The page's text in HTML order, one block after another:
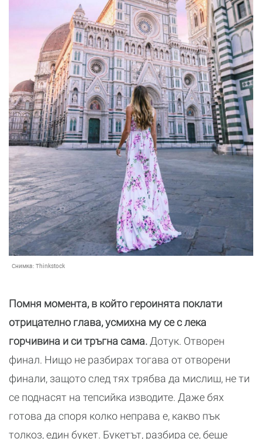
Снимка: Thinkstock
Помня момента, в който героинята поклати
отрицателно глава, усмихна му се с лека
горчивина и си тръгна сама. Дотук. Отворен
финал. Нищо не разбирах тогава от отворени
финали, защото след тях трябва да мислиш, не ти
се поднасят на тепсийка изводите. Даже бях
готова да споря колко неправа е, какво пък
толкоз, един букет. Букетът, разбира се, беше